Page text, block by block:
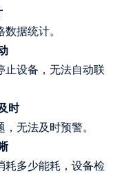
据统计。
止设备，无法自动联
时
无法及时预警。
耗多少能耗，设备检